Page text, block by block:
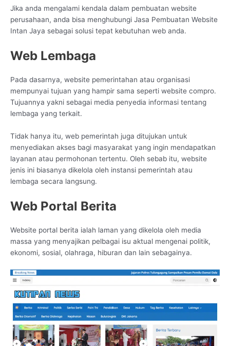
Jika anda mengalami kendala dalam pembuatan website
perusahaan, anda bisa menghubungi Jasa Pembuatan Website
Intan Jaya sebagai solusi tepat kebutuhan web anda.
Web Lembaga
Pada dasarnya, website pemerintahan atau organisasi
mempunyai tujuan yang hampir sama seperti website compro.
Tujuannya yakni sebagai media penyedia informasi tentang
lembaga yang terkait.
Tidak hanya itu, web pemerintah juga ditujukan untuk
menyediakan akses bagi masyarakat yang ingin mendapatkan
layanan atau permohonan tertentu. Oleh sebab itu, website
jenis ini biasanya dikelola oleh instansi pemerintah atau
lembaga secara langsung.
Web Portal Berita
Website portal berita ialah laman yang dikelola oleh media
massa yang menyajikan pelbagai isu aktual mengenai politik,
ekonomi, sosial, olahraga, hiburan dan lain sebagainya.